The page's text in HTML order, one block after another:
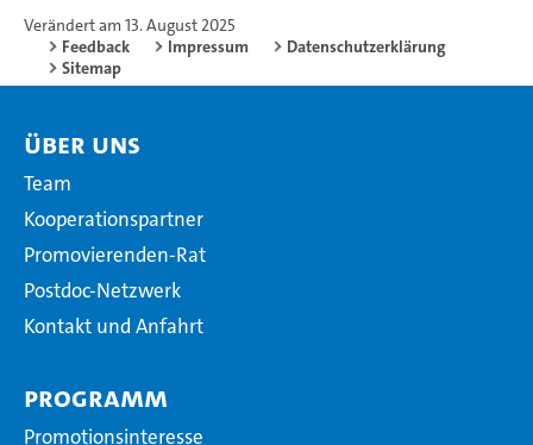
Verändert am 13. August 2025
Feedback
Impressum
Datenschutzerklärung
Sitemap
Über uns
Team
Kooperationspartner
Promovierenden-Rat
Postdoc-Netzwerk
Kontakt und Anfahrt
Programm
Promotionsinteresse